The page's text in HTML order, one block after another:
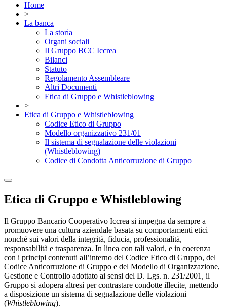
Home
>
La banca
La storia
Organi sociali
Il Gruppo BCC Iccrea
Bilanci
Statuto
Regolamento Assembleare
Altri Documenti
Etica di Gruppo e Whistleblowing
>
Etica di Gruppo e Whistleblowing
Codice Etico di Gruppo
Modello organizzativo 231/01
Il sistema di segnalazione delle violazioni
(Whistleblowing)
Codice di Condotta Anticorruzione di Gruppo
Etica di Gruppo e Whistleblowing
Il Gruppo Bancario Cooperativo Iccrea si impegna da sempre a
promuovere una cultura aziendale basata su comportamenti etici
nonché sui valori della integrità, fiducia, professionalità,
responsabilità e trasparenza. In linea con tali valori, e in coerenza
con i principi contenuti all’interno del Codice Etico di Gruppo, del
Codice Anticorruzione di Gruppo e del Modello di Organizzazione,
Gestione e Controllo adottato ai sensi del D. Lgs. n. 231/2001, il
Gruppo si adopera altresì per contrastare condotte illecite, mettendo
a disposizione un sistema di segnalazione delle violazioni
(Whistleblowing).